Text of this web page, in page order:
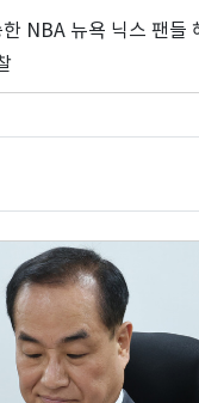
NBA 뉴욕 닉스 팬들